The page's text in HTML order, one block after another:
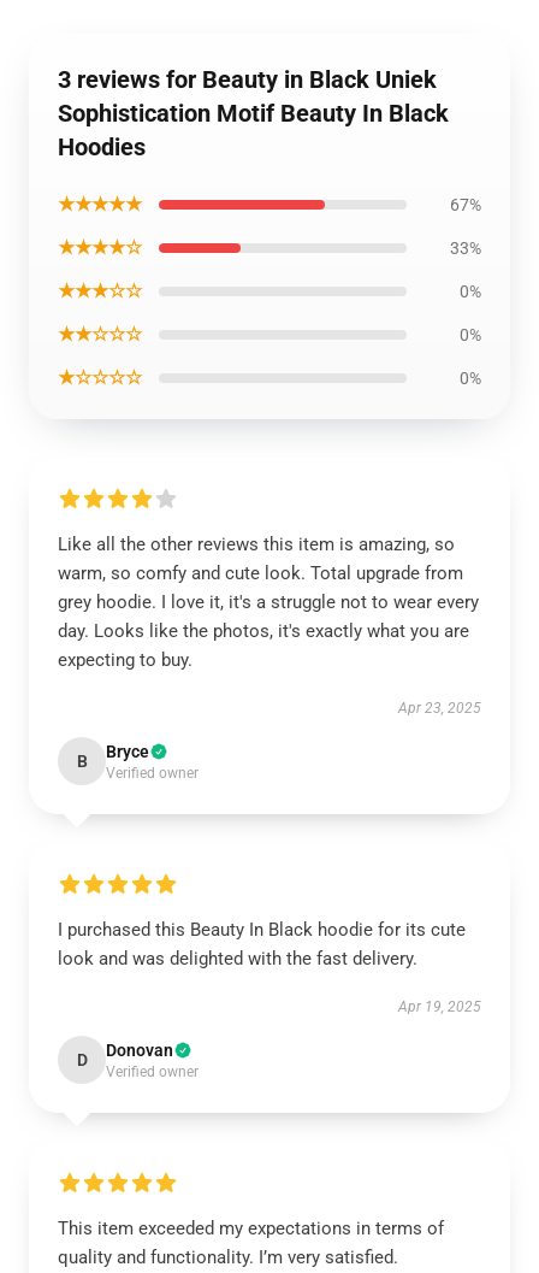
3 reviews for Beauty in Black Uniek
Sophistication Motif Beauty In Black
Hoodies
★★★★★ 67%
★★★★☆ 33%
★★★☆☆ 0%
★★☆☆☆ 0%
★☆☆☆☆ 0%
Like all the other reviews this item is amazing, so
warm, so comfy and cute look. Total upgrade from
grey hoodie. I love it, it's a struggle not to wear every
day. Looks like the photos, it's exactly what you are
expecting to buy.
Apr 23, 2025
B Bryce
Verified owner
I purchased this Beauty In Black hoodie for its cute
look and was delighted with the fast delivery.
Apr 19, 2025
D Donovan
Verified owner
This item exceeded my expectations in terms of
quality and functionality. I’m very satisfied.